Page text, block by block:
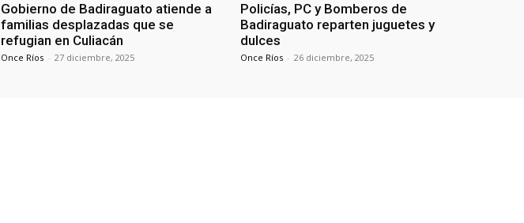
Gobierno de Badiraguato atiende a
familias desplazadas que se
refugian en Culiacán
Once Ríos - 27 diciembre, 2025
Policías, PC y Bomberos de
Badiraguato reparten juguetes y
dulces
Once Ríos - 26 diciembre, 2025